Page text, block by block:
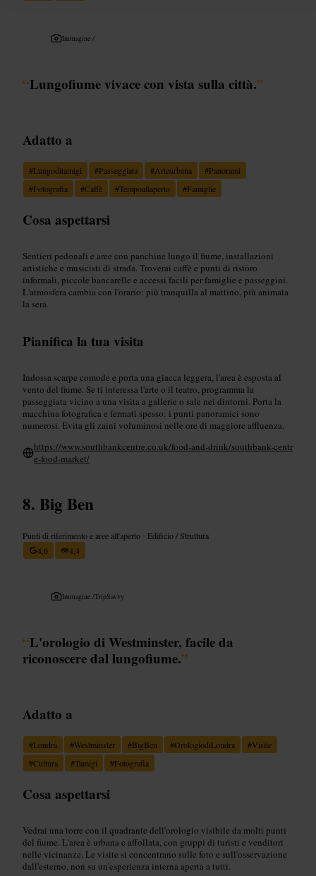
Immagine /
“Lungofiume vivace con vista sulla città.”
Adatto a
#Lungoditamigi #Passeggiata #Arteurbana #Panorami
#Fotografia #Caffè #Tempoallaperto #Famiglie
Cosa aspettarsi
Sentieri pedonali e aree con panchine lungo il fiume, installazioni
artistiche e musicisti di strada. Troverai caffè e punti di ristoro
informali, piccole bancarelle e accessi facili per famiglie e passeggini.
L'atmosfera cambia con l'orario: più tranquilla al mattino, più animata
la sera.
Pianifica la tua visita
Indossa scarpe comode e porta una giacca leggera, l'area è esposta al
vento del fiume. Se ti interessa l'arte o il teatro, programma la
passeggiata vicino a una visita a gallerie o sale nei dintorni. Porta la
macchina fotografica e fermati spesso: i punti panoramici sono
numerosi. Evita gli zaini voluminosi nelle ore di maggiore affluenza.
https://www.southbankcentre.co.uk/food-and-drink/southbank-centr
e-food-market/
Big Ben
Punti di riferimento e aree all'aperto • Edificio / Struttura
4,6
4,4
Immagine /TripSavvy
“L'orologio di Westminster, facile da
riconoscere dal lungofiume.”
Adatto a
#Londra #Westminster #BigBen #OrologiodiLondra #Visite
#Cultura #Tamigi #Fotografia
Cosa aspettarsi
Vedrai una torre con il quadrante dell'orologio visibile da molti punti
del fiume. L'area è urbana e affollata, con gruppi di turisti e venditori
nelle vicinanze. Le visite si concentrano sulle foto e sull'osservazione
dall'esterno, non su un'esperienza interna aperta a tutti.